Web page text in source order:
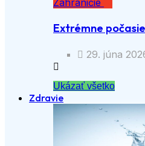
Zahraničie
Extrémne
29. júna
Ukázať všetko
Zdravie